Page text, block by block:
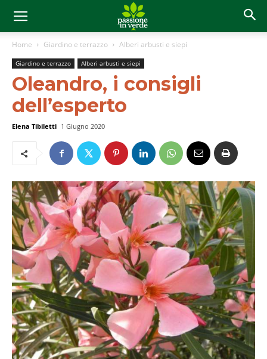
Home Giardino e terrazzo Alberi arbusti e siepi
Giardino e terrazzo Alberi arbusti e siepi
Oleandro, i consigli
dell’esperto
Elena Tibiletti 1 Giugno 2020